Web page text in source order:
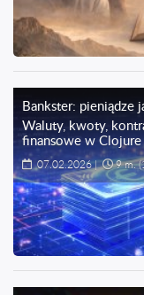
Bankster: pieniądze
Waluty, kwoty,
finansowe w Clojure
07.02.2026| 9 m.